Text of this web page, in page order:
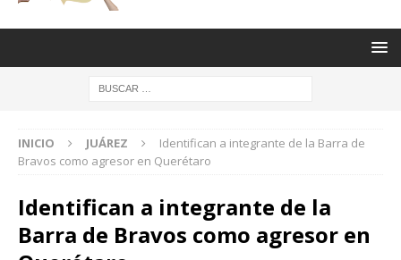
INICIO JUÁREZ
Identifican a integrante de la Barra de
Bravos como agresor en Querétaro
Identifican a integrante de la
Barra de Bravos como agresor en